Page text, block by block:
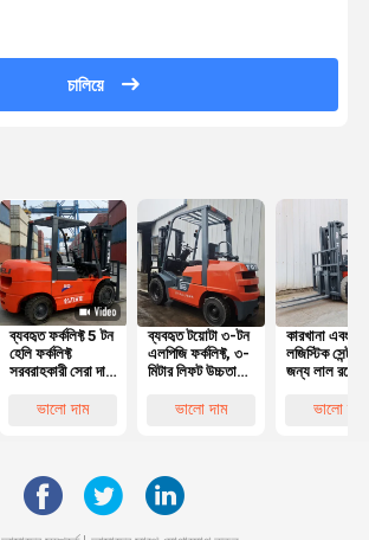
চালিয়ে
ব্যবহৃত ফর্কলিফ্ট 5 টন
হেলি ফর্কলিফ্ট
সরবরাহকারী সেরা দাম
হেলি 50 5 টন
ভালো দাম
ব্যবহৃত টয়োটা ৩-টন
এলপিজি ফর্কলিফ্ট, ৩-
মিটার লিফট উচ্চতা
হাইড্রোলিক সিস্টেম
ভালো দাম
কারখানা এবং
লজিস্টিক
জন্য লাল রঙের
ডিজেল ফর্কলিফ্ট
ভালো দাম